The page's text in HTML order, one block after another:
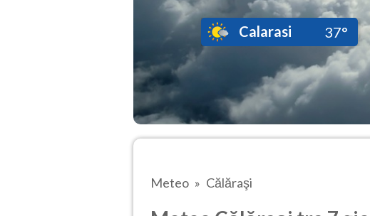
Calarasi 37°
Meteo Călăraşi